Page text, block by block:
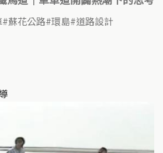
蘇花公路 環島 道路設計